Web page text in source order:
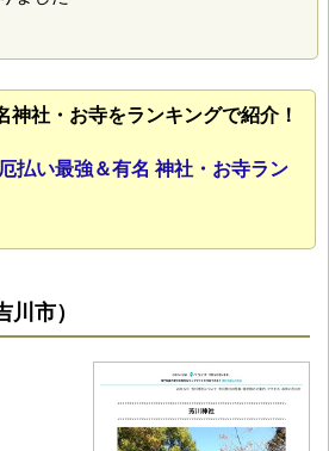
神社・お寺をランキングで紹介！
払い最強＆有名 神社・お寺ラン
市）